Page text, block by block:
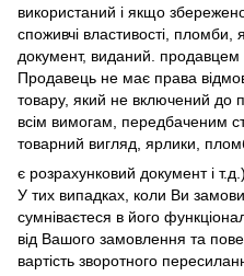
використаний і якщо
споживчі властивості, пломби,
документ, виданий. продавцем
Продавець не має права
товару, який не включений до
всім вимогам, передбаченим
товарний вигляд, ярлики,
є розрахунковий документ і
У тих випадках, коли Ви
сумніваєтеся в його
від Вашого замовлення та
вартість зворотного